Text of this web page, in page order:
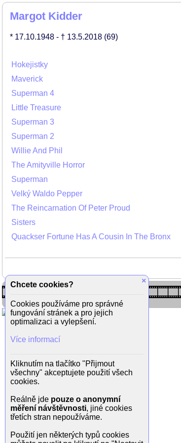
Margot Kidder
* 17.10.1948 - † 13.5.2018 (69)
Hokejistky
Maverick
Superman 4
Little Treasure
Superman 3
Superman 2
Willie And Phil
The Amityville Horror
Superman
Velký Waldo Pepper
The Reincarnation Of Peter Proud
Sisters
Quackser Fortune Has A Cousin In The Bronx
×
Chcete cookies?
Cookies používáme pro správné
fungování stránek a pro jejich
optimalizaci a vylepšení.
Více informací
Kliknutím na tlačítko "Přijmout
všechny" akceptujete použití všech
cookies.
Reálně jde pouze o anonymní
měření návštěvnosti, jiné cookies
třetích stran nepoužíváme.
Použití jen některých typů cookies